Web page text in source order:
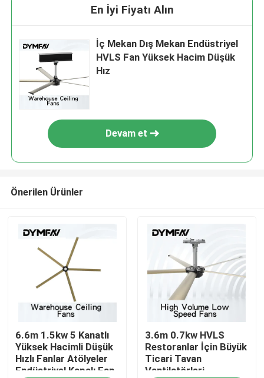
En İyi Fiyatı Alın
İç Mekan Dış Mekan Endüstriyel
HVLS Fan Yüksek Hacim Düşük
Hız
Devam et
Önerilen Ürünler
6.6m 1.5kw 5 Kanatlı
Yüksek Hacimli Düşük
Hızlı Fanlar Atölyeler
Endüstriyel Kapalı Fan
3.6m 0.7kw HVLS
Restoranlar İçin Büyük
Ticari Tavan
Vantilatörleri